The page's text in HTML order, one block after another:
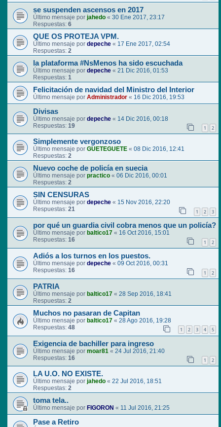
se suspenden ascensos en 2017
Último mensaje por jahedo « 30 Ene 2017, 23:17
Respuestas: 6
QUE OS PROTEJA VPM.
Último mensaje por depeche « 17 Ene 2017, 02:54
Respuestas: 2
la plataforma #NsMenos ha sido escuchada
Último mensaje por depeche « 21 Dic 2016, 01:53
Respuestas: 1
Felicitación de navidad del Ministro del Interior
Último mensaje por Administrador « 16 Dic 2016, 19:53
Divisas
Último mensaje por depeche « 14 Dic 2016, 00:18
Respuestas: 19 1 2
Simplemente vergonzoso
Último mensaje por GUETEGUETE « 08 Dic 2016, 12:41
Respuestas: 2
Nuevo coche de policía en suecia
Último mensaje por practico « 06 Dic 2016, 00:01
Respuestas: 2
SIN CENSURAS
Último mensaje por depeche « 15 Nov 2016, 22:20
Respuestas: 21 1 2 3
por qué un guardia civil cobra menos que un policía?
Último mensaje por baltico17 « 16 Oct 2016, 15:01
Respuestas: 16 1 2
Adiós a los turnos en los puestos.
Último mensaje por depeche « 09 Oct 2016, 00:31
Respuestas: 16 1 2
PATRIA
Último mensaje por baltico17 « 28 Sep 2016, 18:41
Respuestas: 2
Muchos no pasaran de Capitan
Último mensaje por baltico17 « 28 Ago 2016, 19:28
Respuestas: 48 1 2 3 4 5
Exigencia de bachiller para ingreso
Último mensaje por moar81 « 24 Jul 2016, 21:40
Respuestas: 16 1 2
LA U.O. NO EXISTE.
Último mensaje por jahedo « 22 Jul 2016, 18:51
Respuestas: 2
toma tela..
Último mensaje por FIGORON « 11 Jul 2016, 21:25
Pase a Retiro